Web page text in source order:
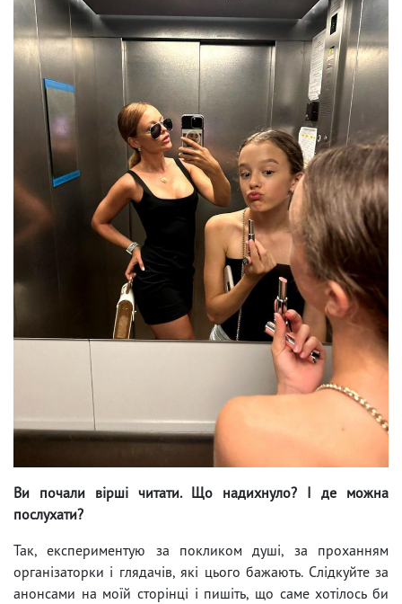
Ви почали вірші читати. Що надихнуло? І де можна
послухати?
Так, експериментую за покликом душі, за проханням
організаторки і глядачів, які цього бажають. Слідкуйте за
анонсами на моїй сторінці і пишіть, що саме хотілось би